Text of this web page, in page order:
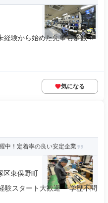
経験から始めた先輩も多数 ⭐
気になる
中！定着率の良い安定企業
区東俣野町
験スタート⼤歓迎 ・学歴不問